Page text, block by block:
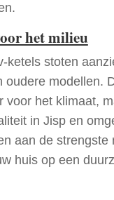
het milieu
ketels stoten
oudere modellen.
voor het klimaat,
in Jisp en
aan de strengste
huis op een